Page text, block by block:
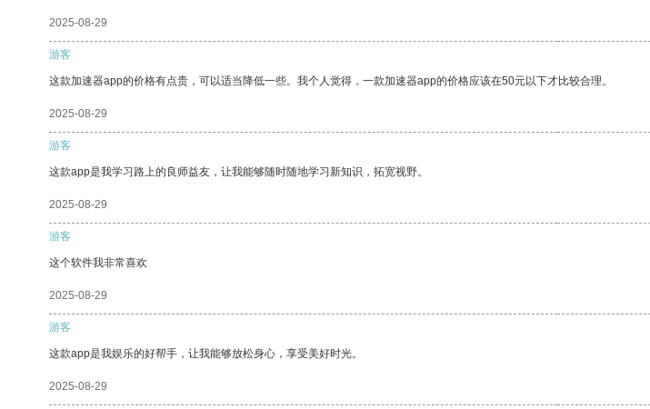
2025-08-29
游客
这款加速器app的价格有点贵，可以适当降低一些。我个人觉得，一款加速器app的价格应该在50元以下才比较合理。
2025-08-29
游客
这款app是我学习路上的良师益友，让我能够随时随地学习新知识，拓宽视野。
2025-08-29
游客
这个软件我非常喜欢
2025-08-29
游客
这款app是我娱乐的好帮手，让我能够放松身心，享受美好时光。
2025-08-29